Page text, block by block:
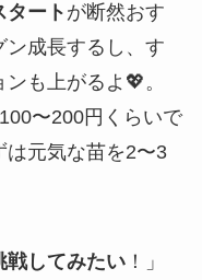
タート が断然おす
成長するし、す
も上がるよ💖。
〜200円くらいで
は元気な苗を2〜3
戦してみたい！」